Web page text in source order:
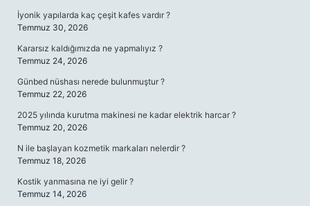
İyonik yapılarda kaç çeşit kafes vardır ?
Temmuz 30, 2026
Kararsız kaldığımızda ne yapmalıyız ?
Temmuz 24, 2026
Günbed nüshası nerede bulunmuştur ?
Temmuz 22, 2026
2025 yılında kurutma makinesi ne kadar elektrik harcar ?
Temmuz 20, 2026
N ile başlayan kozmetik markaları nelerdir ?
Temmuz 18, 2026
Kostik yanmasına ne iyi gelir ?
Temmuz 14, 2026